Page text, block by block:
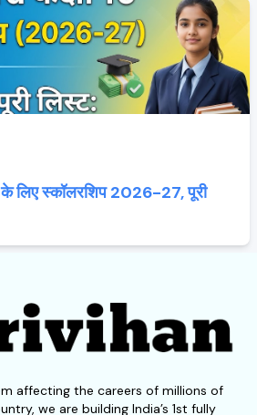
लिए स्कॉलरशिप 2026-27, पूरी
affecting the careers of millions of
we are building India’s 1st fully